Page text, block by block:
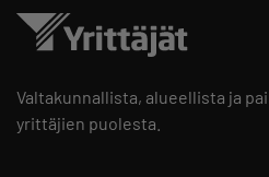
Valtakunnallista, alueellista ja
yrittäjien puolesta.